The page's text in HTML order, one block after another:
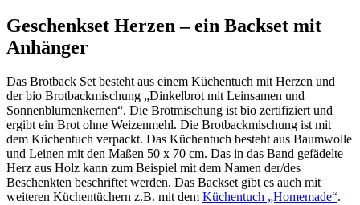
Geschenkset Herzen – ein Backset mit
Anhänger
Das Brotback Set besteht aus einem Küchentuch mit Herzen und
der bio Brotbackmischung „Dinkelbrot mit Leinsamen und
Sonnenblumenkernen“. Die Brotmischung ist bio zertifiziert und
ergibt ein Brot ohne Weizenmehl. Die Brotbackmischung ist mit
dem Küchentuch verpackt. Das Küchentuch besteht aus Baumwolle
und Leinen mit den Maßen 50 x 70 cm. Das in das Band gefädelte
Herz aus Holz kann zum Beispiel mit dem Namen der/des
Beschenkten beschriftet werden. Das Backset gibt es auch mit
weiteren Küchentüchern z.B. mit dem Küchentuch „Homemade“.